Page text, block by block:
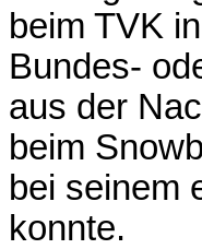
beim TVK
Bundes-
aus der
beim
bei seinem
konnte.